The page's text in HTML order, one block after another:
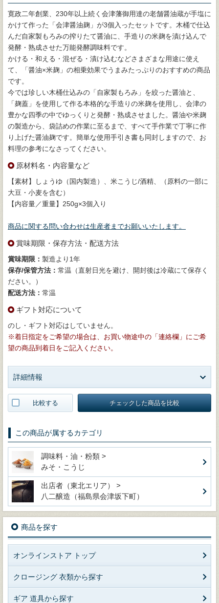
寛政二年創業、230年以上続く会津藩御用達の老舗醤油蔵が手塩に
かけて作った「会津醤油麹」が3個入ったセットです。木桶で仕込
んだ自家製もろみの搾りたて醤油に、手造りの米麹を漬け込んで
発酵・熟成させた万能発酵調味料です。
かける・和える・混ぜる・漬け込むなどさまざまな用途に使え
て、「醤油×米麹」の相乗効果でうまみたっぷりのおすすめの商品
です。
今では珍しい木桶仕込みの「自家製もろみ」を絞った醤油と、
「麹蓋」を使用して作る本格的な手造りの米麹を使用し、会津の
豊かな四季の中でゆっくりと発酵・熟成させました。醤油や米麹
の製造から、袋詰めの作業に至るまで、すべて手作業で丁寧に作
り上げた醤油麹です。簡単な使用手引き書も同封しますので、お
料理の参考になさってください。
原材料名・内容量など
【素材】しょうゆ（国内製造）、米こうじ/酒精、（原料の一部に
大豆・小麦を含む）
【内容量／重量】250g×3個入り
商品に関する問い合わせは生産者までお願いいたします。
賞味期限・保存方法・配送方法
賞味期限： 製造より1年
保存/保管方法： 常温（直射日光を避け、開封後は冷蔵にて保存く
ださい。）
配送方法： 常温
ギフト対応について
のし・ギフト対応はしていません。
※着日指定をご希望の場合は、お買い物途中の「連絡欄」にご希
望の商品到着日をご記入ください。
詳細情報
比較する チェックした商品を比較
この商品が属するカテゴリ
調味料・油・粉類 >
みそ・こうじ
出店者（東北エリア） >
八二醸造（福島県会津坂下町）
商品を探す
オンラインストア トップ
クロージング 衣類から探す
ギア 道具から探す